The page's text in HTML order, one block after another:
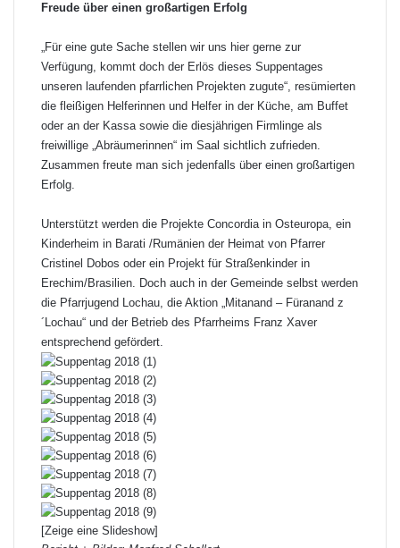
Freude über einen großartigen Erfolg
„Für eine gute Sache stellen wir uns hier gerne zur
Verfügung, kommt doch der Erlös dieses Suppentages
unseren laufenden pfarrlichen Projekten zugute“, resümierten
die fleißigen Helferinnen und Helfer in der Küche, am Buffet
oder an der Kassa sowie die diesjährigen Firmlinge als
freiwillige „Abräumerinnen“ im Saal sichtlich zufrieden.
Zusammen freute man sich jedenfalls über einen großartigen
Erfolg.
Unterstützt werden die Projekte Concordia in Osteuropa, ein
Kinderheim in Barati /Rumänien der Heimat von Pfarrer
Cristinel Dobos oder ein Projekt für Straßenkinder in
Erechim/Brasilien. Doch auch in der Gemeinde selbst werden
die Pfarrjugend Lochau, die Aktion „Mitanand – Füranand z
´Lochau“ und der Betrieb des Pfarrheims Franz Xaver
entsprechend gefördert.
[Zeige eine Slideshow]